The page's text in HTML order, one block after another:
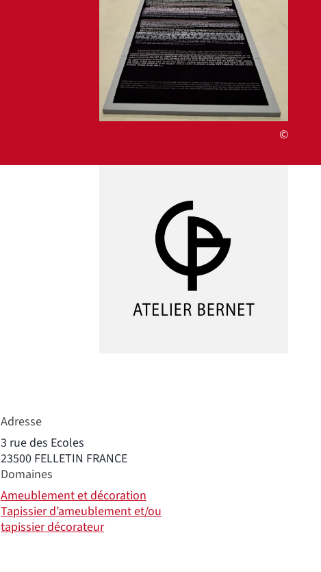
Domaines
Ameublement et décoration
Tapissier d’ameublement et/ou
tapissier décorateur
Adresse
3 rue des Ecoles
23500 FELLETIN FRANCE